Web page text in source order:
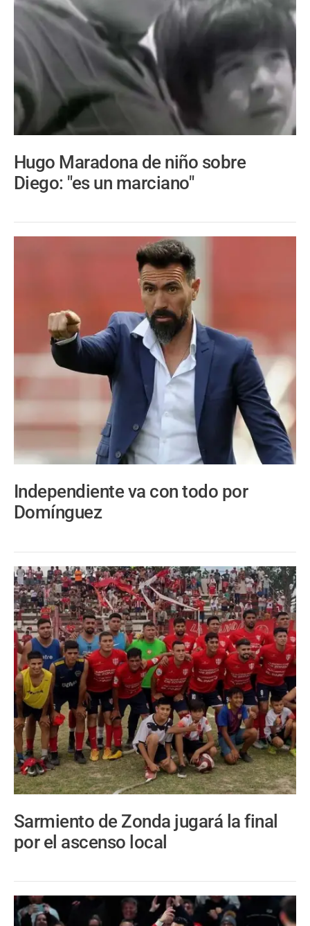
Hugo Maradona de niño sobre
Diego: "es un marciano"
Independiente va con todo por
Domínguez
Sarmiento de Zonda jugará la final
por el ascenso local